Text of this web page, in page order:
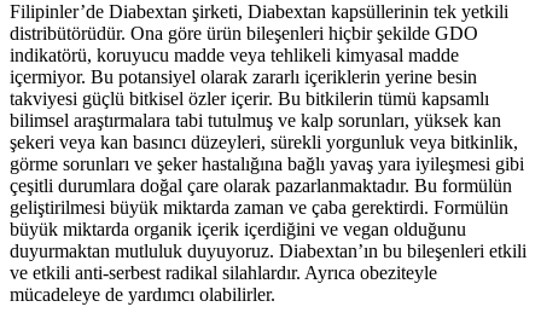
Filipinler’de Diabextan şirketi, Diabextan kapsüllerinin tek yetkili
distribütörüdür. Ona göre ürün bileşenleri hiçbir şekilde GDO
indikatörü, koruyucu madde veya tehlikeli kimyasal madde
içermiyor. Bu potansiyel olarak zararlı içeriklerin yerine besin
takviyesi güçlü bitkisel özler içerir. Bu bitkilerin tümü kapsamlı
bilimsel araştırmalara tabi tutulmuş ve kalp sorunları, yüksek kan
şekeri veya kan basıncı düzeyleri, sürekli yorgunluk veya bitkinlik,
görme sorunları ve şeker hastalığına bağlı yavaş yara iyileşmesi gibi
çeşitli durumlara doğal çare olarak pazarlanmaktadır. Bu formülün
geliştirilmesi büyük miktarda zaman ve çaba gerektirdi. Formülün
büyük miktarda organik içerik içerdiğini ve vegan olduğunu
duyurmaktan mutluluk duyuyoruz. Diabextan’ın bu bileşenleri etkili
ve etkili anti-serbest radikal silahlardır. Ayrıca obeziteyle
mücadeleye de yardımcı olabilirler.